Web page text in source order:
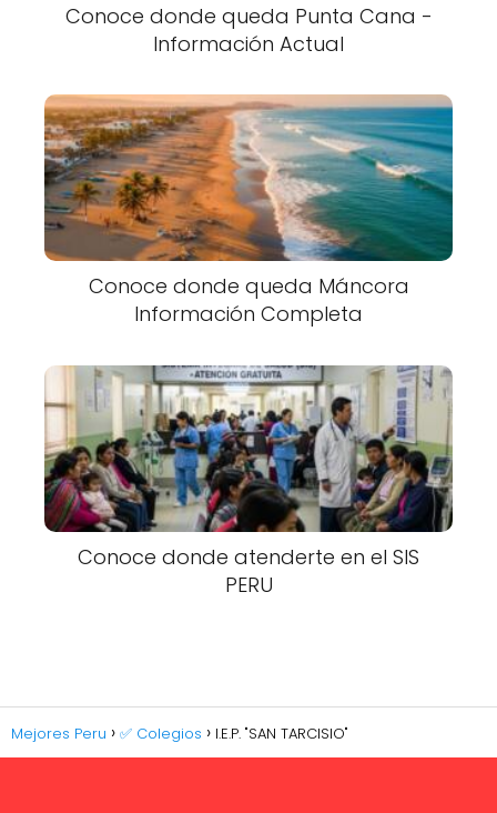
Conoce donde queda Punta Cana -
Información Actual
Conoce donde queda Máncora
Información Completa
Conoce donde atenderte en el SIS
PERU
Mejores Peru ✅ Colegios I.E.P. "SAN TARCISIO"